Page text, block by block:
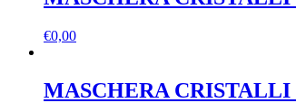
€0,00
MASCHERA